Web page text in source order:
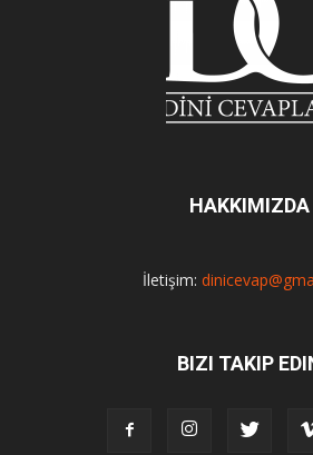
HAKKIMIZDA
İletişim:
BIZI TAKIP